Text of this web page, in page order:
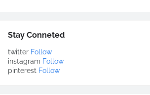
Stay Conneted
twitter Follow
instagram Follow
pinterest Follow